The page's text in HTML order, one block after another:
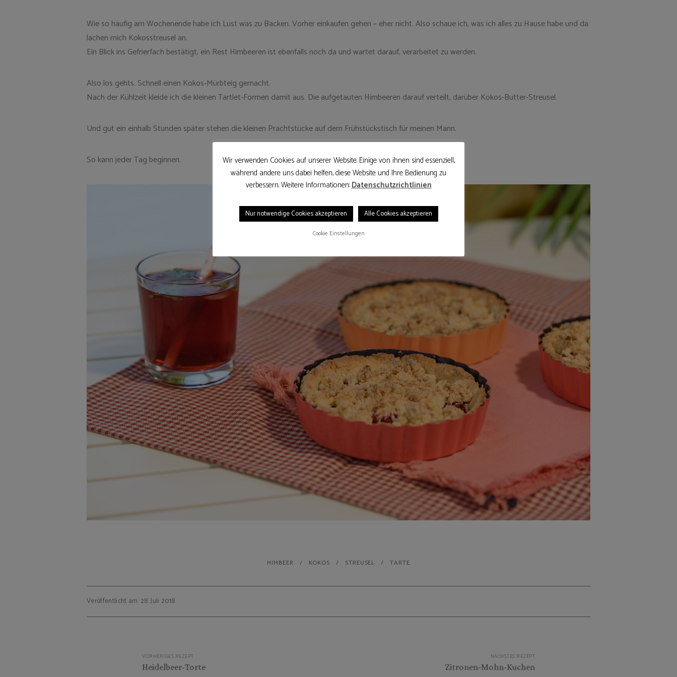
Wie so häufig am Wochenende habe ich Lust was zu Backen. Vorher einkaufen gehen – eher nicht. Also schaue ich, was ich alles zu Hause habe und da
lachen mich Kokosstreusel an.
Ein Blick ins Gefrierfach bestätigt, ein Rest Himbeeren ist ebenfalls noch da und wartet darauf, verarbeitet zu werden.
Also los gehts. Schnell einen Kokos-Mürbteig gemacht.
Nach der Kühlzeit kleide ich die kleinen Tartlet-Formen damit aus. Die aufgetauten Himbeeren darauf verteilt, darüber Kokos-Butter-Streusel.
Und gut ein einhalb Stunden später stehen die kleinen Prachtstücke auf dem Frühstückstisch für meinen Mann.
So kann jeder Tag beginnen.
HIMBEER KOKOS STREUSEL TARTE
Veröffentlicht am: 28. Juli 2018
VORHERIGES REZEPT
Heidelbeer-Torte
NÄCHSTES REZEPT
Zitronen-Mohn-Kuchen
Wir verwenden Cookies auf unserer Website. Einige von ihnen sind essenziell,
während andere uns dabei helfen, diese Website und Ihre Bedienung zu
verbessern. Weitere Informationen:Datenschutzrichtlinien
Nur notwendige Cookies akzeptieren Alle Cookies akzeptieren
Cookie Einstellungen